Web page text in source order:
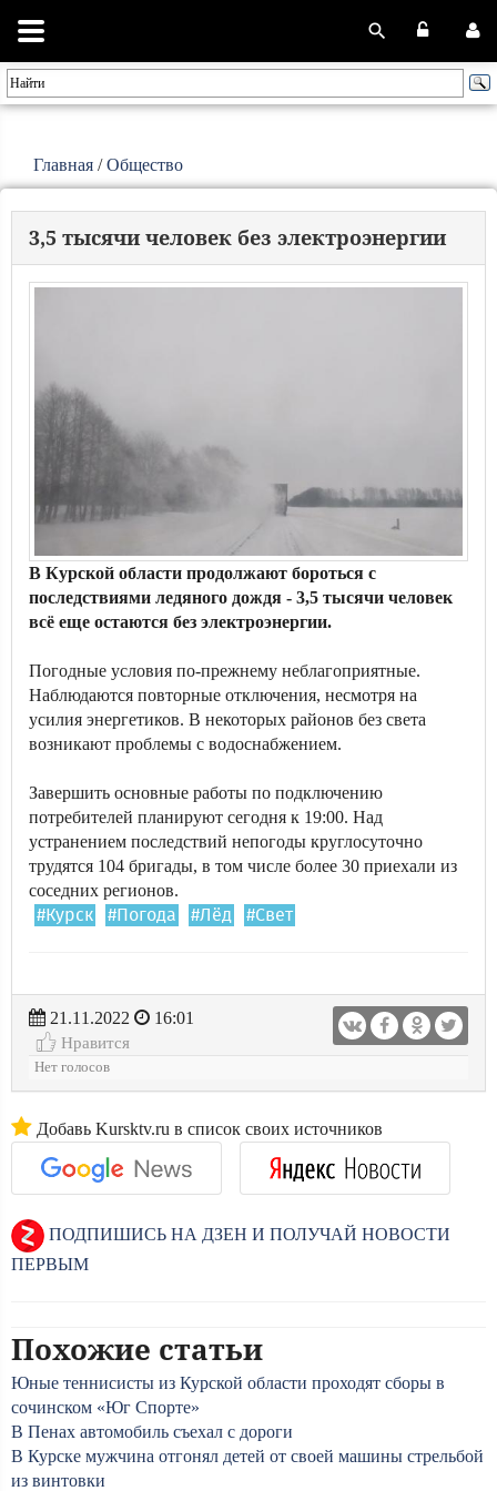
Главная /Общество
3,5 тысячи человек без электроэнергии
В Курской области продолжают бороться с
последствиями ледяного дождя - 3,5 тысячи человек
всё еще остаются без электроэнергии.
Погодные условия по-прежнему неблагоприятные.
Наблюдаются повторные отключения, несмотря на
усилия энергетиков. В некоторых районов без света
возникают проблемы с водоснабжением.
Завершить основные работы по подключению
потребителей планируют сегодня к 19:00. Над
устранением последствий непогоды круглосуточно
трудятся 104 бригады, в том числе более 30 приехали из
соседних регионов.
#Курск #Погода #Лёд #Свет
21.11.2022
16:01
Нравится
Нет голосов
Добавь Kursktv.ru в список своих источников
ПОДПИШИСЬ НА ДЗЕН И ПОЛУЧАЙ НОВОСТИ
ПЕРВЫМ
Похожие статьи
Юные теннисисты из Курской области проходят сборы в
сочинском «Юг Спорте»
В Пенах автомобиль съехал с дороги
В Курске мужчина отгонял детей от своей машины стрельбой
из винтовки